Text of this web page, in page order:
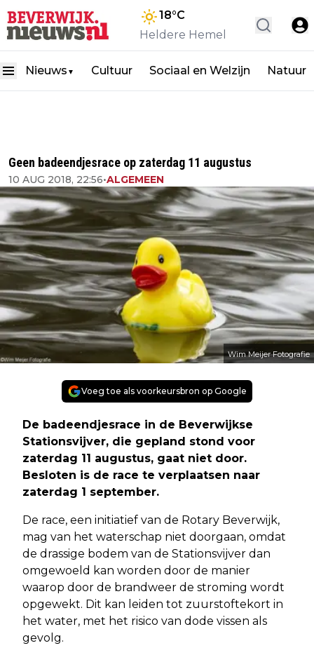
18°C
Heldere Hemel
Nieuws ▼ Cultuur Sociaal en Welzijn Natuur
Geen badeendjesrace op zaterdag 11 augustus
10 AUG 2018, 22:56•ALGEMEEN
Wim Meijer Fotografie
Voeg toe als voorkeursbron op Google
De badeendjesrace in de Beverwijkse
Stationsvijver, die gepland stond voor
zaterdag 11 augustus, gaat niet door.
Besloten is de race te verplaatsen naar
zaterdag 1 september.
De race, een initiatief van de Rotary Beverwijk,
mag van het waterschap niet doorgaan, omdat
de drassige bodem van de Stationsvijver dan
omgewoeld kan worden door de manier
waarop door de brandweer de stroming wordt
opgewekt. Dit kan leiden tot zuurstoftekort in
het water, met het risico van dode vissen als
gevolg.